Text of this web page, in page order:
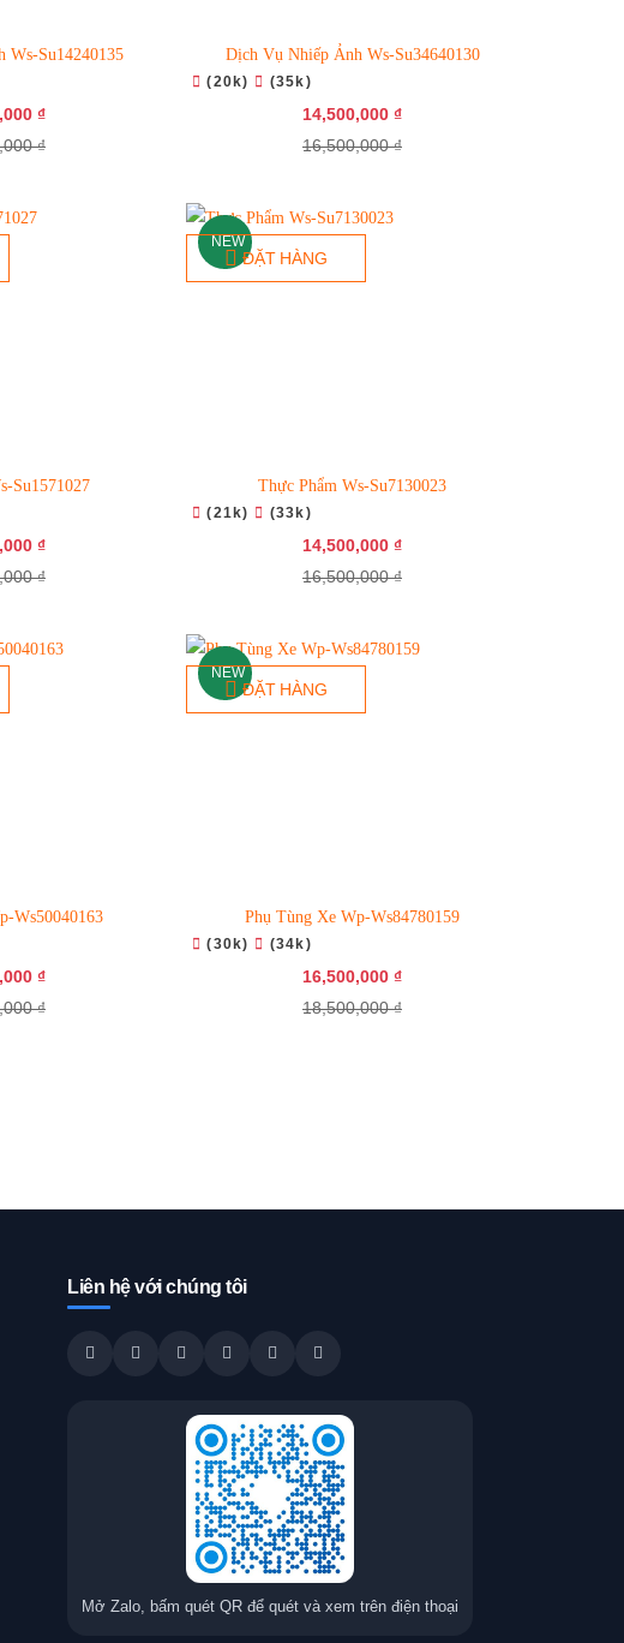
Ws-Su14240135
₫
₫
Dịch Vụ Nhiếp Ảnh Ws-Su34640130
(20k) (35k)
14,500,000 ₫
16,500,000 ₫
Su1571027
₫
₫
NEW
ĐẶT HÀNG
Thực Phẩm Ws-Su7130023
(21k) (33k)
14,500,000 ₫
16,500,000 ₫
Ws50040163
₫
₫
NEW
ĐẶT HÀNG
Phụ Tùng Xe Wp-Ws84780159
(30k) (34k)
16,500,000 ₫
18,500,000 ₫
Liên hệ với chúng tôi
Mở Zalo, bấm quét QR để quét và xem trên điện thoại